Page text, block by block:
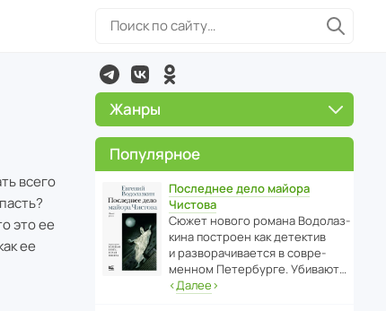
всего
это ее
ее
Жанры
Популярное
Последнее дело майора
Чистова
Сюжет нового романа Водо­ла­з­
кина пост­роен как дете­ктив
и разво­ра­чи­ва­ется в совре­
менном Пете­р­бурге. Убивают…
‹Далее›